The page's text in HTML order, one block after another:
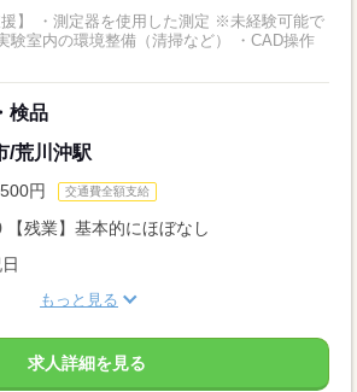
】 ・測定器を使用した測定 ※未経験可能で
験室内の環境整備（清掃など） ・CAD操作
検品
/荒川沖駅
円 交通費全額支給
残業】基本的にほぼなし
もっと見る
求人詳細を見る